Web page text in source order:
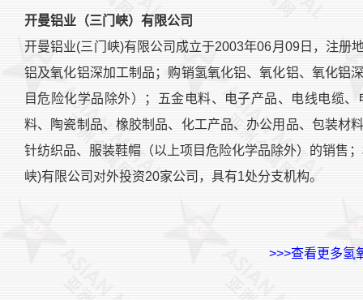
开曼铝业（三门峡）有限公司
开曼铝业(三门峡)有限公司成立于2003年06月09日，注册
铝及氧化铝深加工制品；购销氢氧化铝、氧化铝、氧化铝
目危险化学品除外）；五金电料、电子产品、电线电缆
料、陶瓷制品、橡胶制品、化工产品、办公用品、包装材
针纺织品、服装鞋帽（以上项目危险化学品除外）的销售
峡)有限公司对外投资20家公司，具有1处分支机构。
>>>查看更多氢